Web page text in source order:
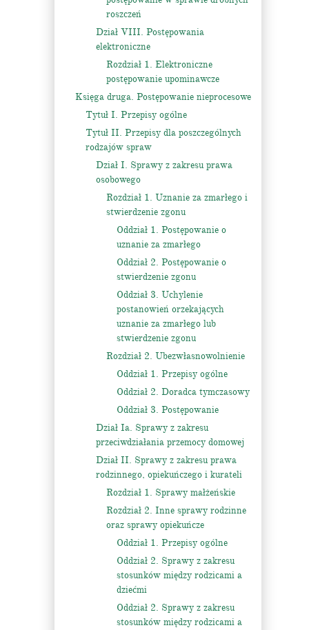
roszczeń
Dział VIII. Postępowania
elektroniczne
Rozdział 1. Elektroniczne
postępowanie upominawcze
Księga druga. Postępowanie nieprocesowe
Tytuł I. Przepisy ogólne
Tytuł II. Przepisy dla poszczególnych
rodzajów spraw
Dział I. Sprawy z zakresu prawa
osobowego
Rozdział 1. Uznanie za zmarłego i
stwierdzenie zgonu
Oddział 1. Postępowanie o
uznanie za zmarłego
Oddział 2. Postępowanie o
stwierdzenie zgonu
Oddział 3. Uchylenie
postanowień orzekających
uznanie za zmarłego lub
stwierdzenie zgonu
Rozdział 2. Ubezwłasnowolnienie
Oddział 1. Przepisy ogólne
Oddział 2. Doradca tymczasowy
Oddział 3. Postępowanie
Dział Ia. Sprawy z zakresu
przeciwdziałania przemocy domowej
Dział II. Sprawy z zakresu prawa
rodzinnego, opiekuńczego i kurateli
Rozdział 1. Sprawy małżeńskie
Rozdział 2. Inne sprawy rodzinne
oraz sprawy opiekuńcze
Oddział 1. Przepisy ogólne
Oddział 2. Sprawy z zakresu
stosunków między rodzicami a
dziećmi
Oddział 2. Sprawy z zakresu
stosunków między rodzicami a